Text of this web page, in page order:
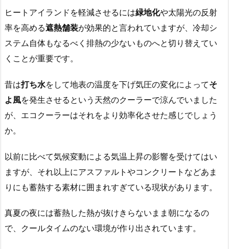
ヒートアイランドを軽減させるには緑地化や太陽光の反射
率を高める遮熱舗装が効果的と言われていますが、冷却シ
ステム自体もなるべく排熱の少ないものへと切り替えてい
くことが重要です。
昔は打ち水をして地表の温度を下げ気圧の変化によってそ
よ風を発生させるという天然のクーラーで涼んでいました
が、エコクーラーはそれをより効率化させた感じでしょう
か。
以前に比べて気候変動による気温上昇の影響を受けてはい
ますが、それ以上にアスファルトやコンクリートなどあま
りにも蓄熱する素材に囲まれすぎている現状があります。
真夏の夜には蓄熱した熱が抜けきらないまま朝になるの
で、クールタイムのない環境が作り出されています。